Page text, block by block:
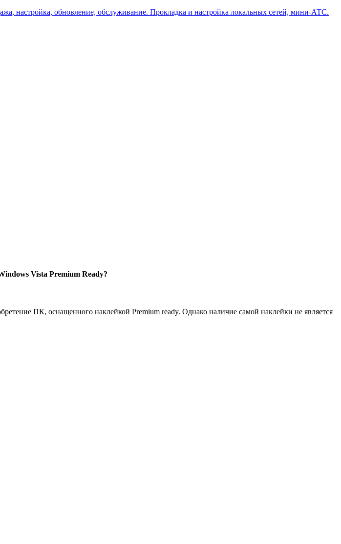
Vista Premium Ready?
ПК, оснащенного наклейкой Рremium ready. Однако наличие самой наклейки не является